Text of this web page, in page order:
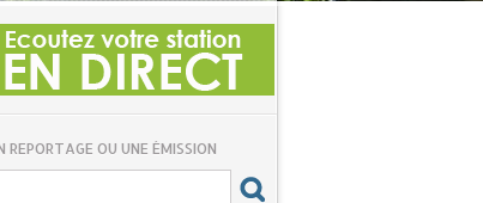
REPORTAGE OU UNE ÉMISSION